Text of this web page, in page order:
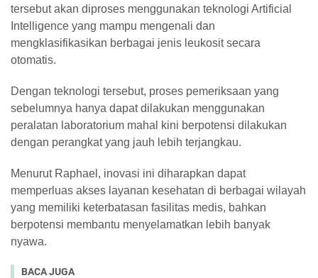
tersebut akan diproses menggunakan teknologi Artificial
Intelligence yang mampu mengenali dan
mengklasifikasikan berbagai jenis leukosit secara
otomatis.
Dengan teknologi tersebut, proses pemeriksaan yang
sebelumnya hanya dapat dilakukan menggunakan
peralatan laboratorium mahal kini berpotensi dilakukan
dengan perangkat yang jauh lebih terjangkau.
Menurut Raphael, inovasi ini diharapkan dapat
memperluas akses layanan kesehatan di berbagai wilayah
yang memiliki keterbatasan fasilitas medis, bahkan
berpotensi membantu menyelamatkan lebih banyak
nyawa.
BACA JUGA